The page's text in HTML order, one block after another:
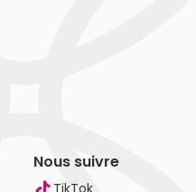
Nous suivre